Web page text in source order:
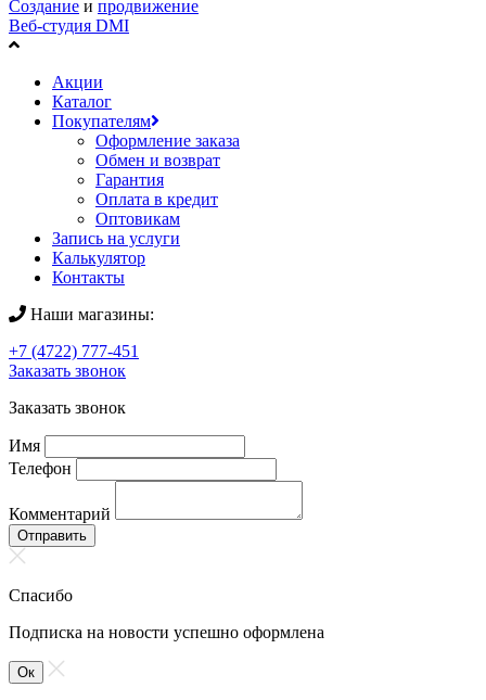
Создание и продвижение
Веб-студия DMI
Акции
Каталог
Покупателям
Оформление заказа
Обмен и возврат
Гарантия
Оплата в кредит
Оптовикам
Запись на услуги
Калькулятор
Контакты
Наши магазины:
+7 (4722) 777-451
Заказать звонок
Заказать звонок
Имя
Телефон
Комментарий
Отправить
Спасибо
Подписка на новости успешно оформлена
Ок